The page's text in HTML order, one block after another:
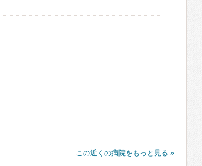
この近くの病院をもっと見る »